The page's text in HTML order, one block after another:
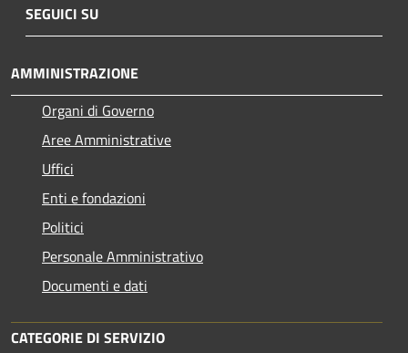
SEGUICI SU
AMMINISTRAZIONE
Organi di Governo
Aree Amministrative
Uffici
Enti e fondazioni
Politici
Personale Amministrativo
Documenti e dati
CATEGORIE DI SERVIZIO